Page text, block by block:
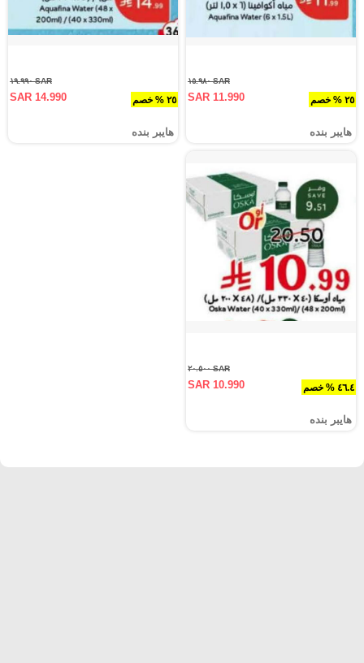
٢٥ % خصم
SAR ١٥.٩٨٠
SAR 11.990
هايبر بنده
٢٥ % خصم
SAR ١٩.٩٩٠
SAR 14.990
هايبر بنده
٤٦.٤ % خصم
SAR ٢٠.٥٠٠
SAR 10.990
هايبر بنده